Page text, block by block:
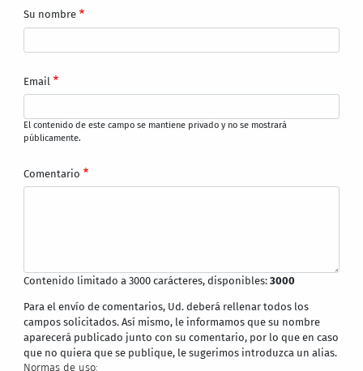
Su nombre
Email
El contenido de este campo se mantiene privado y no se mostrará
públicamente.
Comentario
Contenido limitado a 3000 carácteres, disponibles:3000
Para el envío de comentarios, Ud. deberá rellenar todos los
campos solicitados. Así mismo, le informamos que su nombre
aparecerá publicado junto con su comentario, por lo que en caso
que no quiera que se publique, le sugerimos introduzca un alias.
Normas de uso: